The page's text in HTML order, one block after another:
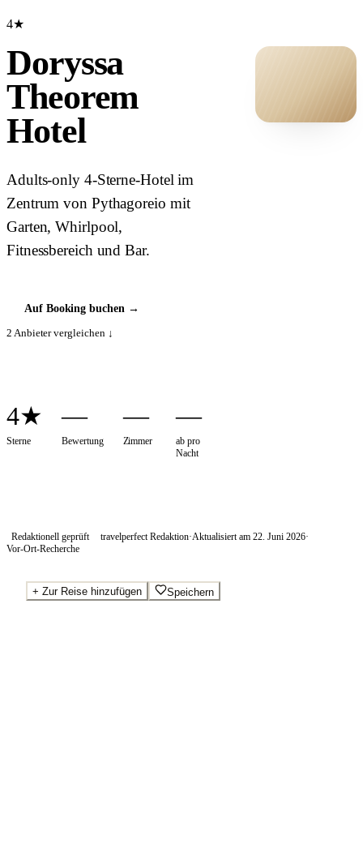
4★
Doryssa
Theorem
Hotel
Adults-only 4-Sterne-Hotel im
Zentrum von Pythagoreio mit
Garten, Whirlpool,
Fitnessbereich und Bar.
Auf Booking buchen→
2 Anbieter vergleichen ↓
4★
Sterne
—
Bewertung
—
Zimmer
—
ab pro
Nacht
Redaktionell geprüft travelperfect Redaktion·Aktualisiert am 22. Juni 2026·
Vor-Ort-Recherche
+ Zur Reise hinzufügen Speichern